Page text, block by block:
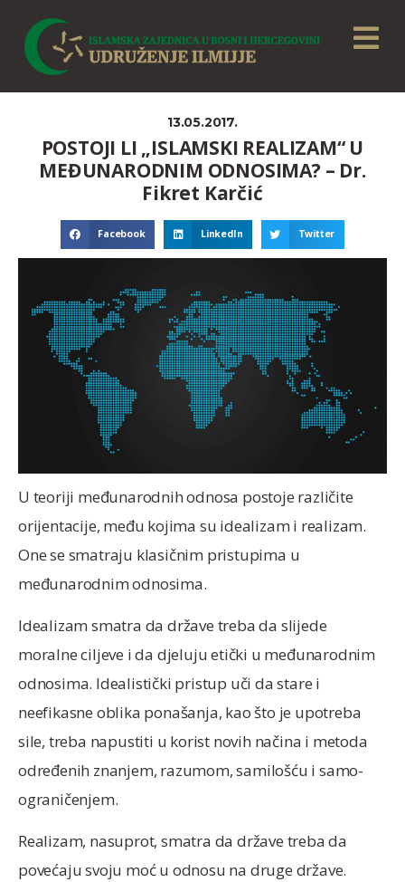
13.05.2017.
POSTOJI LI „ISLAMSKI REALIZAM“ U
MEĐUNARODNIM ODNOSIMA? – Dr.
Fikret Karčić
Facebook LinkedIn Twitter
U teoriji međunarodnih odnosa postoje različite
orijentacije, među kojima su idealizam i realizam.
One se smatraju klasičnim pristupima u
međunarodnim odnosima.
Idealizam smatra da države treba da slijede
moralne ciljeve i da djeluju etički u međunarodnim
odnosima. Idealistički pristup uči da stare i
neefikasne oblika ponašanja, kao što je upotreba
sile, treba napustiti u korist novih načina i metoda
određenih znanjem, razumom, samilošću i samo-
ograničenjem.
Realizam, nasuprot, smatra da države treba da
povećaju svoju moć u odnosu na druge države.